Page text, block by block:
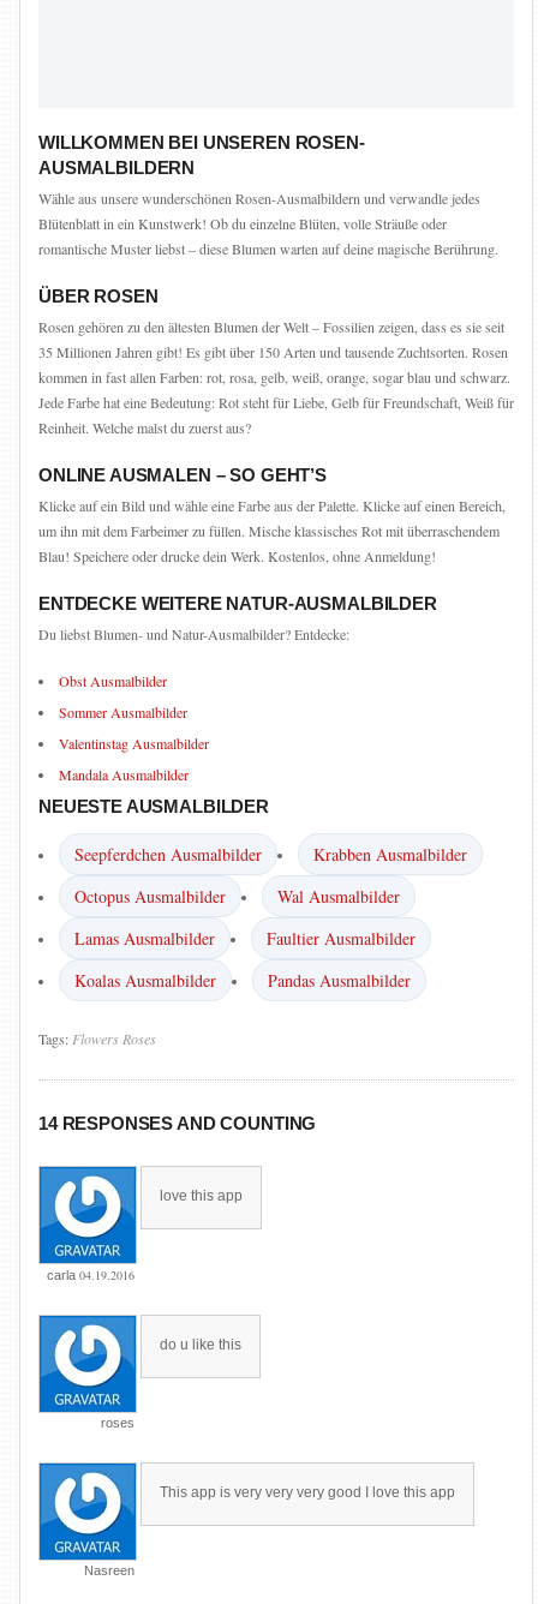
WILLKOMMEN BEI UNSEREN ROSEN-
AUSMALBILDERN
Wähle aus unsere wunderschönen Rosen-Ausmalbildern und verwandle jedes
Blütenblatt in ein Kunstwerk! Ob du einzelne Blüten, volle Sträuße oder
romantische Muster liebst – diese Blumen warten auf deine magische Berührung.
ÜBER ROSEN
Rosen gehören zu den ältesten Blumen der Welt – Fossilien zeigen, dass es sie seit
35 Millionen Jahren gibt! Es gibt über 150 Arten und tausende Zuchtsorten. Rosen
kommen in fast allen Farben: rot, rosa, gelb, weiß, orange, sogar blau und schwarz.
Jede Farbe hat eine Bedeutung: Rot steht für Liebe, Gelb für Freundschaft, Weiß für
Reinheit. Welche malst du zuerst aus?
ONLINE AUSMALEN – SO GEHT’S
Klicke auf ein Bild und wähle eine Farbe aus der Palette. Klicke auf einen Bereich,
um ihn mit dem Farbeimer zu füllen. Mische klassisches Rot mit überraschendem
Blau! Speichere oder drucke dein Werk. Kostenlos, ohne Anmeldung!
ENTDECKE WEITERE NATUR-AUSMALBILDER
Du liebst Blumen- und Natur-Ausmalbilder? Entdecke:
Obst Ausmalbilder
Sommer Ausmalbilder
Valentinstag Ausmalbilder
Mandala Ausmalbilder
NEUESTE AUSMALBILDER
Seepferdchen Ausmalbilder
Krabben Ausmalbilder
Octopus Ausmalbilder
Wal Ausmalbilder
Lamas Ausmalbilder
Faultier Ausmalbilder
Koalas Ausmalbilder
Pandas Ausmalbilder
Tags: Flowers Roses
14 RESPONSES AND COUNTING
carla 04.19.2016
love this app
roses
do u like this
Nasreen
This app is very very very good I love this app